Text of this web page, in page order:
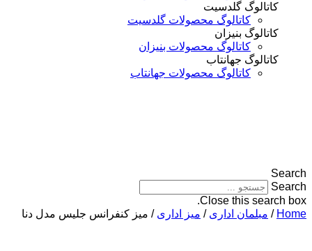
گلدسیت
کاتالوگ محصولات گلدسیت
بنیزان
کاتالوگ محصولات بنیزان
جهانتاب
کاتالوگ محصولات جهانتاب
Close this
مبلمان اداری/میز اداری/ میز کنفرانس جلیس مدل دنا